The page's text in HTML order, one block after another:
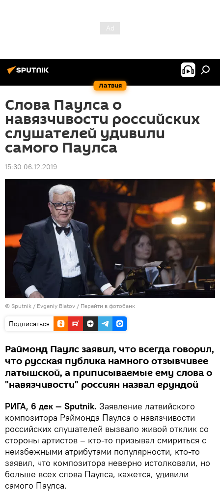
Латвия
Слова Паулса о
навязчивости российских
слушателей удивили
самого Паулса
15:30 06.12.2019
© Sputnik / Evgeniy Biatov / Перейти в фотобанк
Подписаться
Раймонд Паулс заявил, что всегда говорил,
что русская публика намного отзывчивее
латышской, а приписываемые ему слова о
"навязчивости" россиян назвал ерундой
РИГА, 6 дек — Sputnik. Заявление латвийского
композитора Раймонда Паулса о навязчивости
российских слушателей вызвало живой отклик со
стороны артистов – кто-то призывал смириться с
неизбежными атрибутами популярности, кто-то
заявил, что композитора неверно истолковали, но
больше всех слова Паулса, кажется, удивили
самого Паулса.